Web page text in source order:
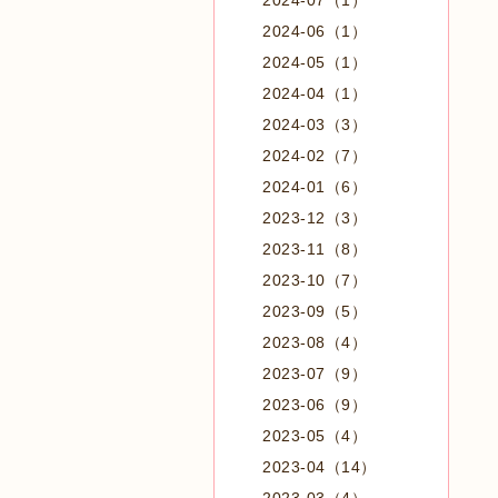
2024-06（1）
2024-05（1）
2024-04（1）
2024-03（3）
2024-02（7）
2024-01（6）
2023-12（3）
2023-11（8）
2023-10（7）
2023-09（5）
2023-08（4）
2023-07（9）
2023-06（9）
2023-05（4）
2023-04（14）